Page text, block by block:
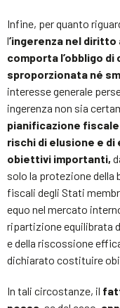
Infine, per quanto
l’ingerenza nel
comporta l’obbligo
sproporzionata né
interesse generale
ingerenza non sia
pianificazione
rischi di elusione e
obiettivi importanti,
solo la protezione della
fiscali degli Stati
equo nel mercato
ripartizione equilibrata
e della riscossione
dichiarato costituire
In tali circostanze, il